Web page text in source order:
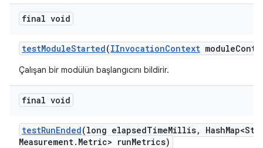
final void
testModuleStarted(IInvocationContext module
Çalışan bir modülün başlangıcını bildirir.
final void
testRunEnded(long elapsedTimeMillis, Hash
Measurement. Metric> runMetrics)